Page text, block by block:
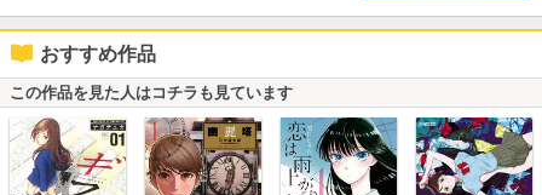
おすすめ作品
この作品を見た人はコチラも見ています